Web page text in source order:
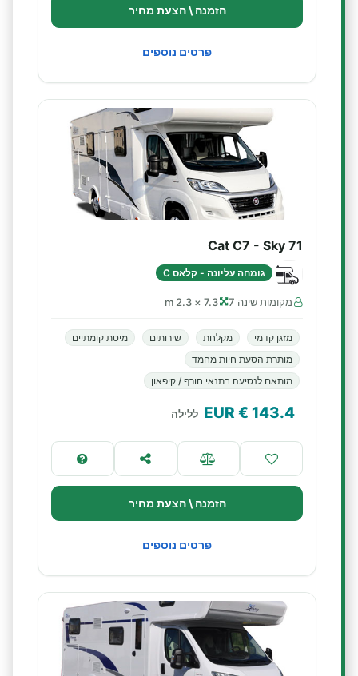
הזמנה \ הצעת מחיר
פרטים נוספים
Cat C7 - Sky 71
גומחה עליונה - קלאס C
מקומות שינה 7 7.3 × 2.3 m
מזגן קדמי מקלחת שירותים
מיטת קומתיים
מותרת הסעת חיות מחמד
מותאם לנסיעה בתנאי חורף / קיפאון
143.4
€ EUR ללילה
הזמנה \ הצעת מחיר
פרטים נוספים